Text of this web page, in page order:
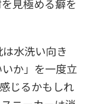
見極める癖を
水洗い向き
か」を一度立
じるかもしれ